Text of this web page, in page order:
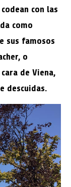
con las
como
sus famosos
o
de Viena,
descuidas.